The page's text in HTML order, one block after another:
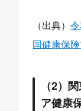
（出典）
国健康保険
（2）
ア健康